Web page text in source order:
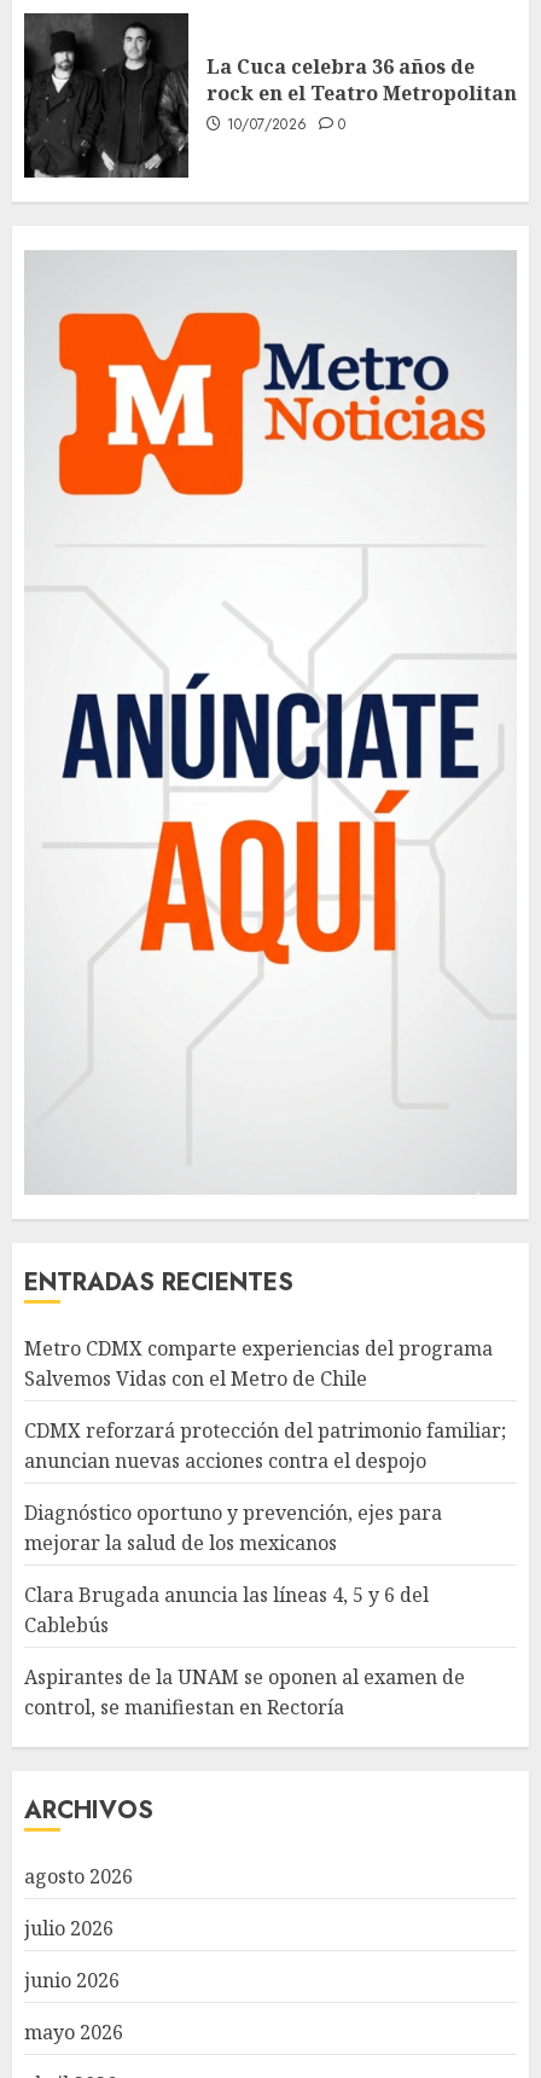
La Cuca celebra 36 años de
rock en el Teatro Metropolitan
10/07/2026 0
ENTRADAS RECIENTES
Metro CDMX comparte experiencias del programa
Salvemos Vidas con el Metro de Chile
CDMX reforzará protección del patrimonio familiar;
anuncian nuevas acciones contra el despojo
Diagnóstico oportuno y prevención, ejes para
mejorar la salud de los mexicanos
Clara Brugada anuncia las líneas 4, 5 y 6 del
Cablebús
Aspirantes de la UNAM se oponen al examen de
control, se manifiestan en Rectoría
ARCHIVOS
agosto 2026
julio 2026
junio 2026
mayo 2026